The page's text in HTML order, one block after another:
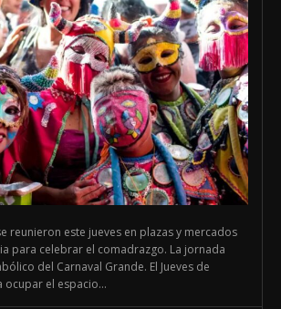
reunieron este jueves en plazas y mercados
para celebrar el comadrazgo. La jornada
del Carnaval Grande. El Jueves de
ocupar el espacio...